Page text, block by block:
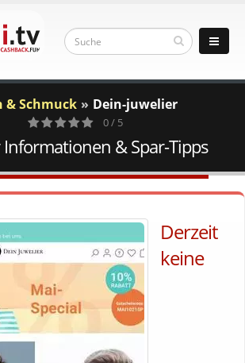
& Schmuck Dein-juwelier
0
Votes
0 / 5
& Spar-Tipps
Derzeit
keine